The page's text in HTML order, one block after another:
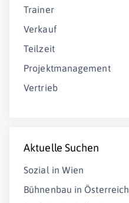
Trainer
Verkauf
Teilzeit
Projektmanagement
Vertrieb
Aktuelle Suchen
Sozial in Wien
Bühnenbau in Österreich